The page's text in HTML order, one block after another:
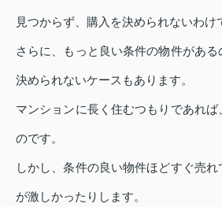
見つからず、購入を決められないわけ
さらに、もっと良い条件の物件があ
決められないケースもあります。
マンションに長く住むつもりであれ
のです。
しかし、条件の良い物件ほどすぐ売
が激しかったりします。